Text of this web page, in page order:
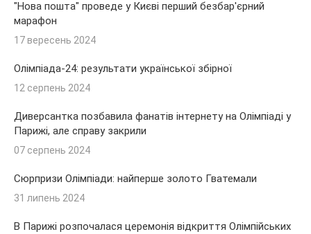
"Нова пошта" проведе у Києві перший безбар'єрний
марафон
17 вересень 2024
Олімпіада-24: результати української збірної
12 серпень 2024
Диверсантка позбавила фанатів інтернету на Олімпіаді у
Парижі, але справу закрили
07 серпень 2024
Сюрпризи Олімпіади: найперше золото Гватемали
31 липень 2024
В Парижі розпочалася церемонія відкриття Олімпійських